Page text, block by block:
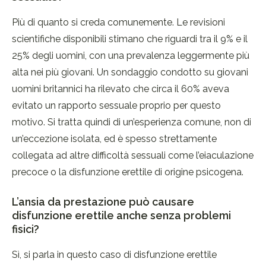
Più di quanto si creda comunemente. Le revisioni
scientifiche disponibili stimano che riguardi tra il 9% e il
25% degli uomini, con una prevalenza leggermente più
alta nei più giovani. Un sondaggio condotto su giovani
uomini britannici ha rilevato che circa il 60% aveva
evitato un rapporto sessuale proprio per questo
motivo. Si tratta quindi di un’esperienza comune, non di
un’eccezione isolata, ed è spesso strettamente
collegata ad altre difficoltà sessuali come l’eiaculazione
precoce o la disfunzione erettile di origine psicogena.
L’ansia da prestazione può causare
disfunzione erettile anche senza problemi
fisici?
Sì, si parla in questo caso di disfunzione erettile